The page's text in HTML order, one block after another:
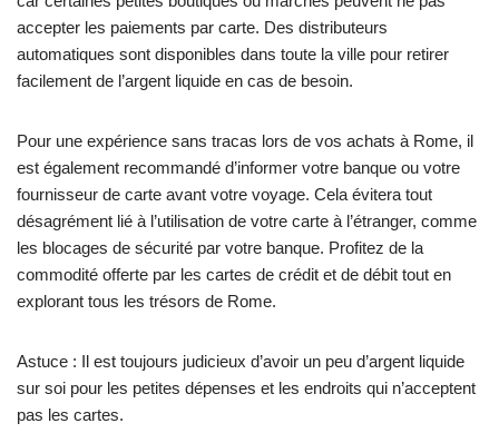
accepter les paiements par carte. Des distributeurs
automatiques sont disponibles dans toute la ville pour retirer
facilement de l’argent liquide en cas de besoin.
Pour une expérience sans tracas lors de vos achats à Rome, il
est également recommandé d’informer votre banque ou votre
fournisseur de carte avant votre voyage. Cela évitera tout
désagrément lié à l’utilisation de votre carte à l’étranger, comme
les blocages de sécurité par votre banque. Profitez de la
commodité offerte par les cartes de crédit et de débit tout en
explorant tous les trésors de Rome.
Astuce : Il est toujours judicieux d’avoir un peu d’argent liquide
sur soi pour les petites dépenses et les endroits qui n’acceptent
pas les cartes.